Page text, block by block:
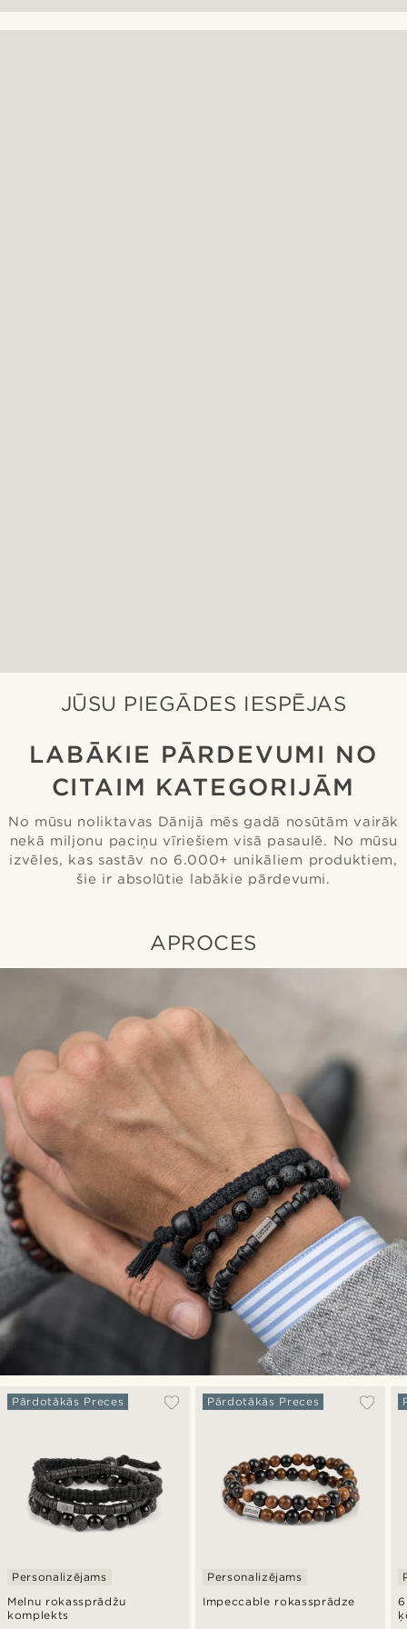
JŪSU PIEGĀDES IESPĒJAS
LABĀKIE PĀRDEVUMI NO
CITAIM KATEGORIJĀM
No mūsu noliktavas Dānijā mēs gadā nosūtām vairāk
nekā miljonu paciņu vīriešiem visā pasaulē. No mūsu
izvēles, kas sastāv no 6.000+ unikāliem produktiem,
šie ir absolūtie labākie pārdevumi.
APROCES
Melnu rokassprādžu
komplekts
Pārdotākās Preces
Personalizējams
Impeccable rokassprādze
Pārdotākās Preces
Personalizējams